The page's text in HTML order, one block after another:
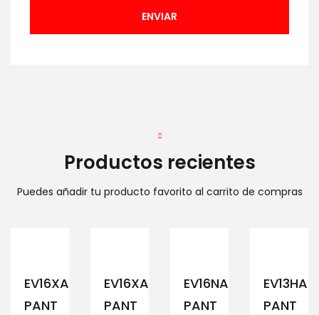
Productos recientes
Puedes añadir tu producto favorito al carrito de compras
EV16XAM194
PANT
EV16XAM191
PANT
EV16NAM152
PANT
PANT